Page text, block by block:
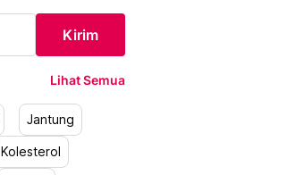
Kirim
Lihat Semua
Jantung
Kolesterol